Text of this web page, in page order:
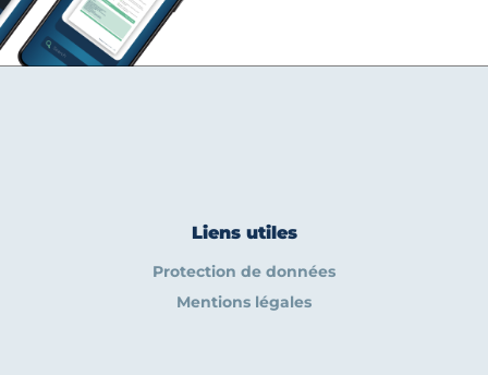
Liens utiles
Protection de données
Mentions légales